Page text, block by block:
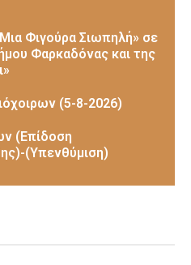
Φιγούρα Σιωπηλή» σε
Φαρκαδόνας και της
(5-8-2026)
(Επίδοση
(Υπενθύμιση)